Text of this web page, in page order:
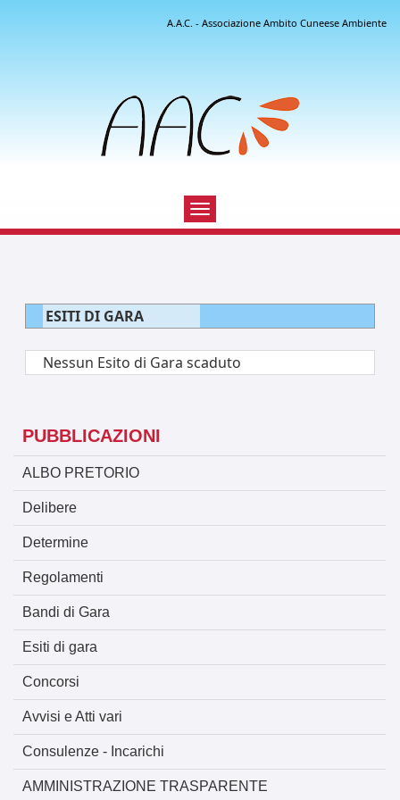
A.A.C. - Associazione Ambito Cuneese Ambiente
Toggle
navigation
ESITI DI GARA
Nessun Esito di Gara scaduto
PUBBLICAZIONI
ALBO PRETORIO
Delibere
Determine
Regolamenti
Bandi di Gara
Esiti di gara
Concorsi
Avvisi e Atti vari
Consulenze - Incarichi
AMMINISTRAZIONE TRASPARENTE